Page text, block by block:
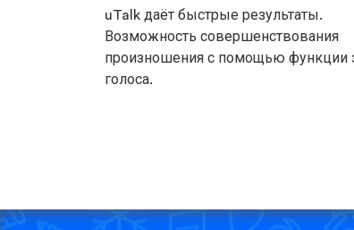
uTalk даёт быстрые результаты.
Возможность совершенствования
произношения с помощью функции
голоса.